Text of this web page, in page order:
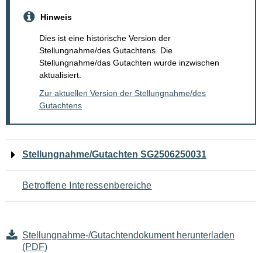
Hinweis
Dies ist eine historische Version der
Stellungnahme/des Gutachtens. Die
Stellungnahme/das Gutachten wurde inzwischen
aktualisiert.
Zur aktuellen Version der Stellungnahme/des
Gutachtens
Navigation
für
den
Seiteninhalt
Stellungnahme/Gutachten SG2506250031
Betroffene Interessenbereiche
Stellungnahme-/Gutachtendokument herunterladen
(PDF)